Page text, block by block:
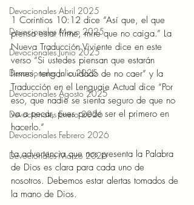
Devocionales Abril 2025
Devocionales Mayo 2025
Devocionales Junio 2025
Devocionales Julio 2025
Devocionales Agosto 2025
Devocionales Enero 2026
Devocionales Febrero 2026
Devocionales Marzo 2026
1 Corintios 10:12 dice “Así que, el que
piensa estar firme, mire que no caiga.” La
Nueva Traducción Viviente dice en este
verso “Si ustedes piensan que estarán
firmes, tengan cuidado de no caer” y la
Traducción en el Lenguaje Actual dice “Por
eso, que nadie se sienta seguro de que no
va a pecar, pues puede ser el primero en
hacerlo.”
La advertencia que nos presenta la Palabra
de Dios es clara para cada uno de
nosotros. Debemos estar alertas tomados de
la mano de Dios.